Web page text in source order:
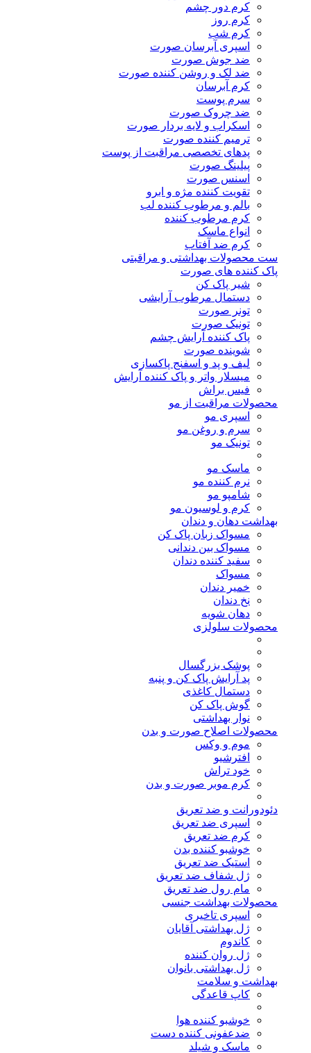
کرم دور چشم
کرم روز
کرم شب
اسپری آبرسان صورت
ضد جوش صورت
ضد لک و روشن کننده صورت
کرم آبرسان
سرم پوست
ضد چروک صورت
اسکراب و لایه بردار صورت
ترمیم کننده صورت
پدهای تخصصی مراقبت از پوست
پیلینگ صورت
اسنس صورت
تقویت کننده مژه و ابرو
بالم و مرطوب کننده لب
کرم مرطوب کننده
انواع ماسک
کرم ضد آفتاب
ست محصولات بهداشتی و مراقبتی
پاک کننده های صورت
شیر پاک کن
دستمال مرطوب آرایشی
تونر صورت
تونیک صورت
پاک کننده آرایش چشم
شوینده صورت
لیف و پد و اسفنج پاکسازی
میسلار واتر و پاک کننده آرایش
فیس براش
محصولات مراقبت از مو
اسپری مو
سرم و روغن مو
تونیک مو
ماسک مو
نرم کننده مو
شامپو مو
کرم و لوسیون مو
بهداشت دهان و دندان
مسواک زبان پاک کن
مسواک بین دندانی
سفید کننده دندان
مسواک
خمیر دندان
نخ دندان
دهان شویه
محصولات سلولزی
پوشک بزرگسال
پد آرایش پاک کن و پنبه
دستمال کاغذی
گوش پاک کن
نوار بهداشتی
محصولات اصلاح صورت و بدن
موم و وکس
افترشیو
خود تراش
کرم موبر صورت و بدن
دئودورانت و ضد تعریق
اسپری ضد تعریق
کرم ضد تعریق
خوشبو کننده بدن
استیک ضد تعریق
ژل شفاف ضد تعریق
مام رول ضد تعریق
محصولات بهداشت جنسی
اسپری تاخیری
ژل بهداشتی آقایان
کاندوم
ژل روان کننده
ژل بهداشتی بانوان
بهداشت و سلامت
کاپ قاعدگی
خوشبو کننده هوا
ضدعفونی کننده دست
ماسک و شیلد